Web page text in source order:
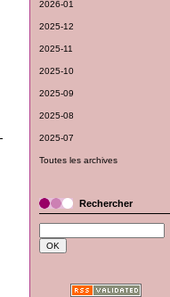
2026-01
2025-12
2025-11
2025-10
2025-09
2025-08
2025-07
Toutes les archives
Rechercher